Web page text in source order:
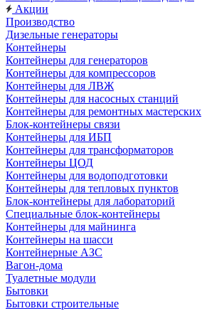
Акции
Производство
Дизельные генераторы
Контейнеры
Контейнеры для генераторов
Контейнеры для компрессоров
Контейнеры для ЛВЖ
Контейнеры для насосных станций
Контейнеры для ремонтных мастерских
Блок-контейнеры связи
Контейнеры для ИБП
Контейнеры для трансформаторов
Контейнеры ЦОД
Контейнеры для водоподготовки
Контейнеры для тепловых пунктов
Блок-контейнеры для лабораторий
Специальные блок-контейнеры
Контейнеры для майнинга
Контейнеры на шасси
Контейнерные АЗС
Вагон-дома
Туалетные модули
Бытовки
Бытовки строительные